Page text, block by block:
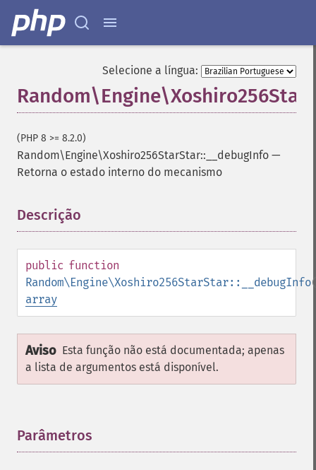
Selecione a língua:
(PHP 8 >= 8.2.0)
Random\Engine\Xoshiro256StarStar::__debugInfo —
Retorna o estado interno do mecanismo
Descrição
public function
Random\Engine\Xoshiro256StarStar::__debugInfo
array
Aviso Esta função não está documentada; apenas
a lista de argumentos está disponível.
Parâmetros